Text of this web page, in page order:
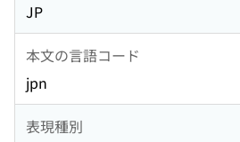
JP
本文の言語コード
jpn
表現種別